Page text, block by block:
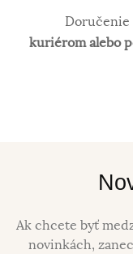
investičné
biele zlato.
Doručenie
kuriérom alebo
Ak chcete byť
novinkách,